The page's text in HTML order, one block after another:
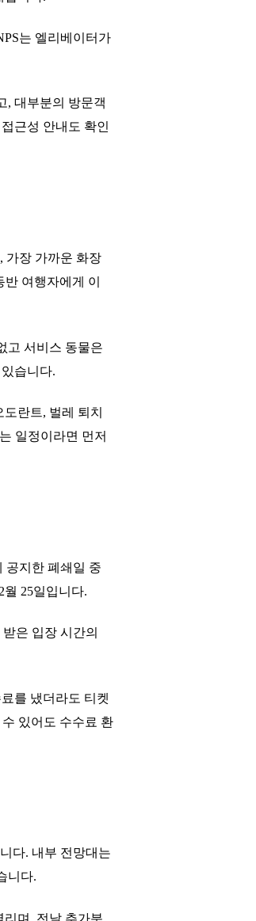
는 엘리베이터가
, 대부분의 방문객
근성 안내도 확인
가장 가까운 화장
여행자에게 이
고 서비스 동물은
습니다.
란트, 벌레 퇴치
일정이라면 먼저
공지한 폐쇄일 중
월 25일입니다.
은 입장 시간의
를 냈더라도 티켓
있어도 수수료 환
다. 내부 전망대는
니다.